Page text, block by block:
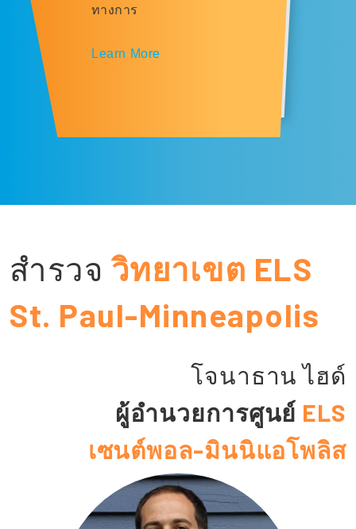
ทางการ
Learn More
สำรวจ วิทยาเขต ELS
St. Paul-Minneapolis
โจนาธาน ไฮด์
ผู้อำนวยการศูนย์ ELS
เซนต์พอล-มินนิแอโพลิส